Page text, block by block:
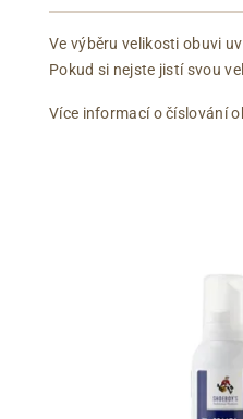
Ve výběru velikosti obuvi
Pokud si nejste jistí svou
Více informací o číslování